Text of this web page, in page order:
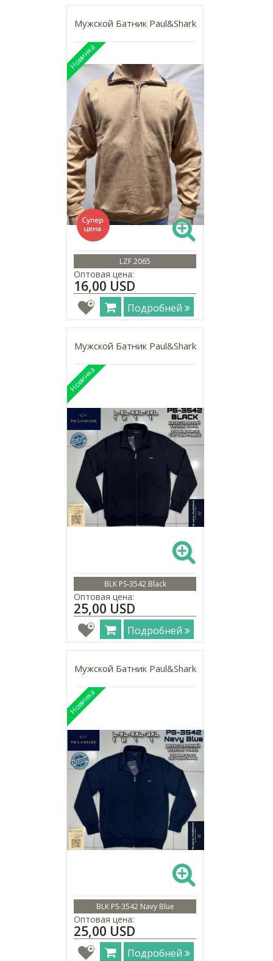
Мужской Батник Paul&Shark
LZF 2065
Оптовая цена:
16,00 USD
Подробней
Мужской Батник Paul&Shark
BLK PS-3542 Black
Оптовая цена:
25,00 USD
Подробней
Мужской Батник Paul&Shark
BLK PS-3542 Navy Blue
Оптовая цена:
25,00 USD
Подробней